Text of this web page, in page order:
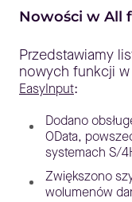
Nowości w All
Przedstawiamy
nowych funkcji
EasyInput:
Dodano
OData,
systemach S/
Zwiększono
wolumenów